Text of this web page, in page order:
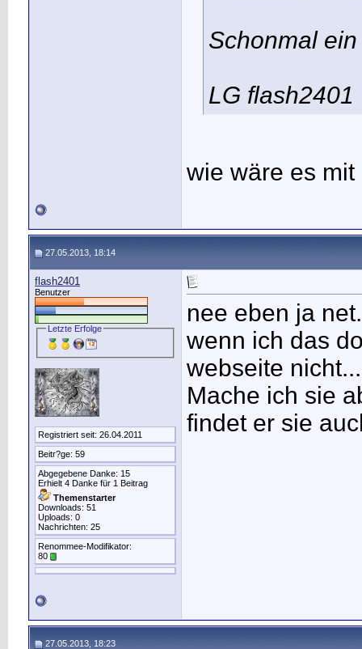
Schonmal
LG flash2401
wie wäre es
27.05.2013, 18:14
flash2401
Benutzer
Letzte Erfolge
Registriert seit: 26.04.2011
Beitr?ge: 59
Abgegebene Danke: 15
Erhielt 4 Danke für 1 Beitrag
Themenstarter
Downloads: 51
Uploads: 0
Nachrichten: 25
Renommee-Modifikator:
80
nee eben ja
wenn ich das
webseite
Mache ich sie
findet er sie
27.05.2013, 18:23